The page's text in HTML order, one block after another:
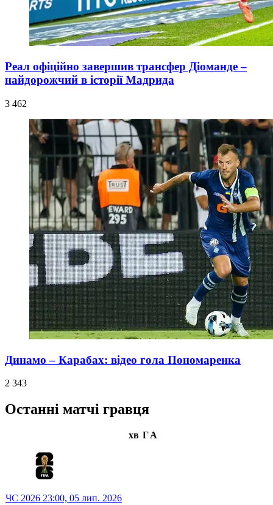
Реал офіційно завершив трансфер Діоманде –
найдорожчий в історії Мадрида
3 462
Динамо – Карабах: відео гола Пономаренка
2 343
Останні матчі гравця
хв ГА
ЧС 2026 23:00, 05 лип. 2026